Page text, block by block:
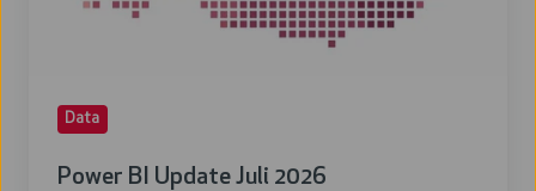
Data
Power BI Update Juli 2026